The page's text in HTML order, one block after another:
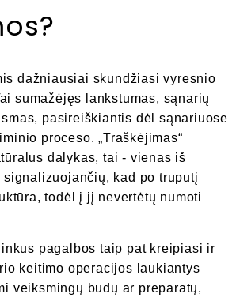
dažniausiai skundžiasi vyresnio
sumažėjęs lankstumas, sąnarių
pasireiškiantis dėl sąnariuose
proceso. „Traškėjimas“
dalykas, tai - vienas iš
kad po truputį
todėl į jį nevertėtų numoti
pagalbos taip pat kreipiasi ir
keitimo operacijos laukiantys
veiksmingų būdų ar preparatų,